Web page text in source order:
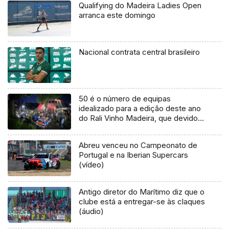
Qualifying do Madeira Ladies Open
arranca este domingo
Nacional contrata central brasileiro
50 é o número de equipas
idealizado para a edição deste ano
do Rali Vinho Madeira, que devido
margem de manobra para atrair
equipas estrangeiras
Abreu venceu no Campeonato de
Portugal e na Iberian Supercars
(vídeo)
Antigo diretor do Marítimo diz que o
clube está a entregar-se às claques
(áudio)